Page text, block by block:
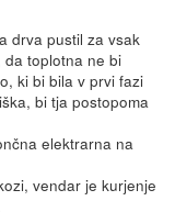
drva pustil za vsak
toplotna ne bi
ki bi bila v prvi fazi
bi tja postopoma
elektrarna na
vendar je kurjenje